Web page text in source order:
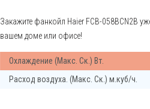
Закажите фанкойл Haier FCB-058BCN2B
вашем доме или офисе!
Охлаждение (Макс. Ск.) Вт.
Расход воздуха. (Макс. Ск.) м.куб/ч.